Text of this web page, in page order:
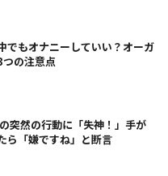
でもオナニーしていい？オーガ
の注意点
突然の行動に「失神！」手が
ら「嫌ですね」と断言